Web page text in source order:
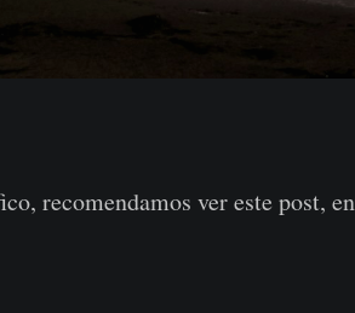
recomendamos ver este post,